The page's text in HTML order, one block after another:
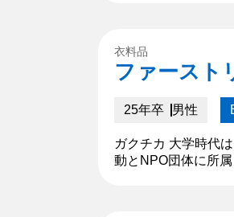
衣料品
ファースト
25年卒 男性
ガクチカ 大学時代
動とNPO団体に所